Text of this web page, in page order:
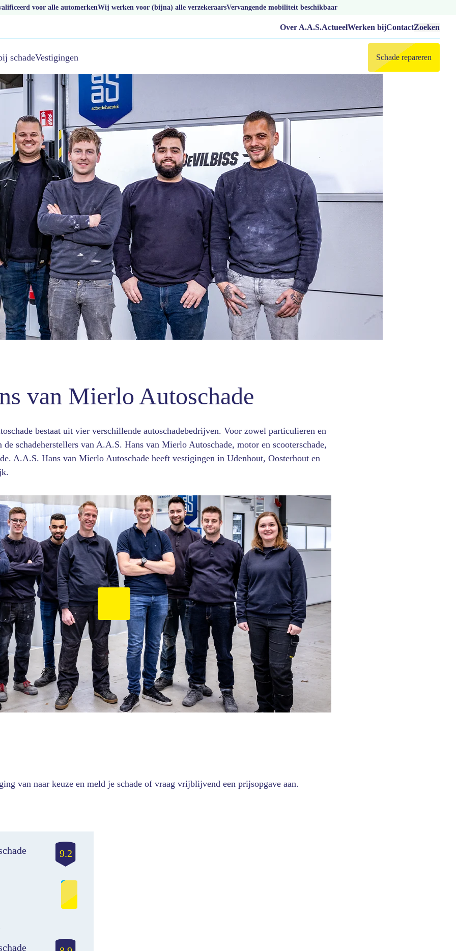
voor alle automerkenWij werken voor (bijna) alle verzekeraarsVervangende mobiliteit beschikbaar
Over A.A.S.ActueelWerken bijContactZoeken
schadeVestigingen Schade repareren
van Mierlo Autoschade
bestaat uit vier verschillende autoschadebedrijven. Voor zowel particulieren en
schadeherstellers van A.A.S. Hans van Mierlo Autoschade, motor en scooterschade,
A.A.S. Hans van Mierlo Autoschade heeft vestigingen in Udenhout, Oosterhout en
van naar keuze en meld je schade of vraag vrijblijvend een prijsopgave aan.
9.2